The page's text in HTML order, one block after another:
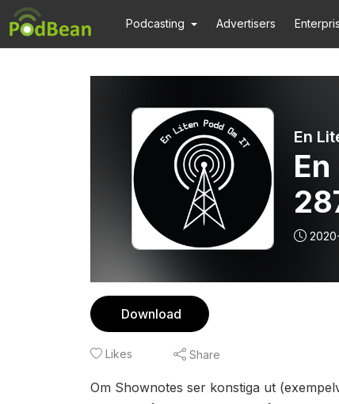
Podcasting Advertisers
En
Download
Likes Share
Om Shownotes ser konstiga ut